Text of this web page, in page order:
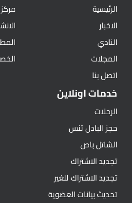
الرئيسية
الاخبار
النادي
المجلات
اتصل بنا
خدمات اونلاين
الرحلات
حجز البادل تنس
الشاتل باص
تجديد الاشتراك
تجديد الاشتراك للغير
تحديث بيانات العضوية